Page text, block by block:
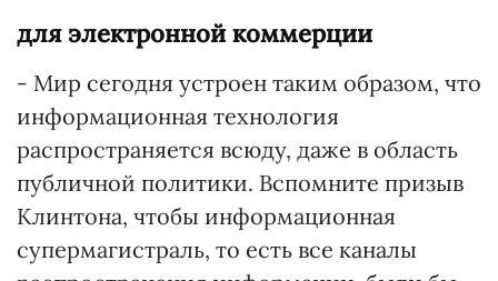
для электронной коммерции
- Мир сегодня устроен таким образом, что
информационная технология
распространяется всюду, даже в область
публичной политики. Вспомните призыв
Клинтона, чтобы информационная
супермагистраль, то есть все каналы